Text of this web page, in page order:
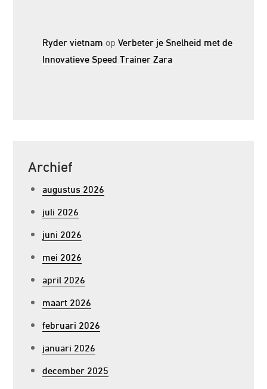
Ryder vietnam opVerbeter je Snelheid met de
Innovatieve Speed Trainer Zara
Archief
augustus 2026
juli 2026
juni 2026
mei 2026
april 2026
maart 2026
februari 2026
januari 2026
december 2025